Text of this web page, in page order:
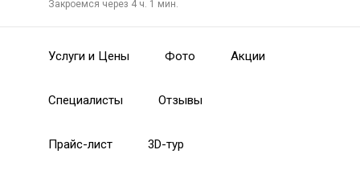
Закроемся через 4 ч. 1 мин.
Услуги и Цены Фото Акции
Специалисты Отзывы
Прайс-лист 3D-тур